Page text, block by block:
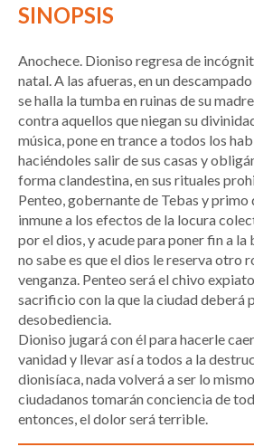
SINOPSIS
Anochece. Dioniso regresa de
natal. A las afueras, en un
se halla la tumba en ruinas de su
contra aquellos que niegan su
música, pone en trance a todos los
haciéndoles salir de sus casas y
forma clandestina, en sus rituales
Penteo, gobernante de Tebas y primo
inmune a los efectos de la locura
por el dios, y acude para poner fin a la
no sabe es que el dios le reserva otro
venganza. Penteo será el chivo
sacrificio con la que la ciudad deberá
desobediencia.
Dioniso jugará con él para hacerle
vanidad y llevar así a todos a la
dionisíaca, nada volverá a ser lo
ciudadanos tomarán conciencia de
entonces, el dolor será terrible.